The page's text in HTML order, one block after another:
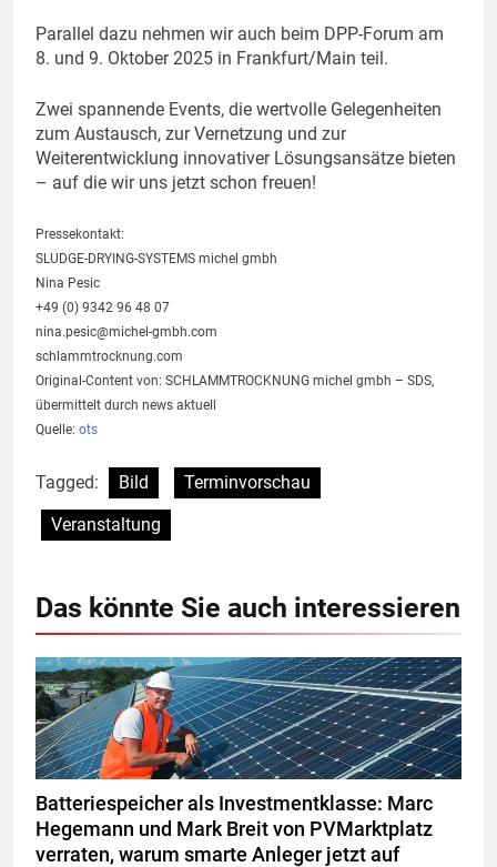
Parallel dazu nehmen wir auch beim DPP-Forum am
8. und 9. Oktober 2025 in Frankfurt/Main teil.
Zwei spannende Events, die wertvolle Gelegenheiten
zum Austausch, zur Vernetzung und zur
Weiterentwicklung innovativer Lösungsansätze bieten
– auf die wir uns jetzt schon freuen!
Pressekontakt:
SLUDGE-DRYING-SYSTEMS michel gmbh
Nina Pesic
+49 (0) 9342 96 48 07
nina.pesic@michel-gmbh.com
schlammtrocknung.com
Original-Content von: SCHLAMMTROCKNUNG michel gmbh – SDS,
übermittelt durch news aktuell
Quelle: ots
Tagged: Bild
Terminvorschau
Veranstaltung
Das könnte Sie auch interessieren
Batteriespeicher als Investmentklasse: Marc
Hegemann und Mark Breit von PVMarktplatz
verraten, warum smarte Anleger jetzt auf